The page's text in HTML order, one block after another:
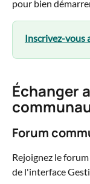
pour bien
Inscrivez-vous
Échanger
Forum
Rejoignez le
de l'interface